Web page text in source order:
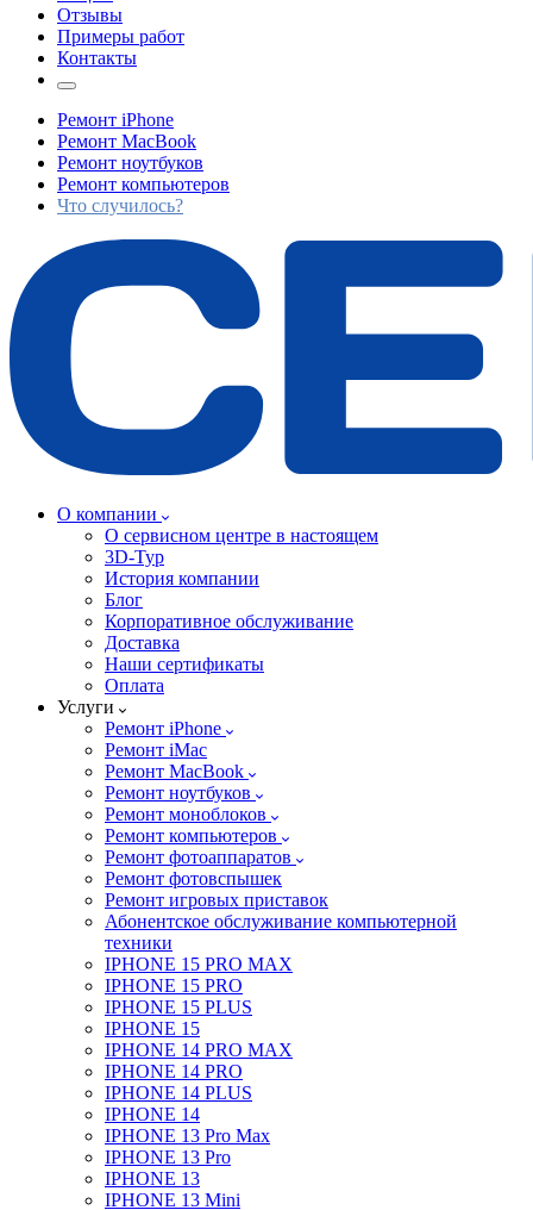
Отзывы
Примеры работ
Контакты
Ремонт iPhone
Ремонт MacBook
Ремонт ноутбуков
Ремонт компьютеров
Что случилось?
О компании
О сервисном центре в настоящем
3D-Тур
История компании
Блог
Корпоративное обслуживание
Доставка
Наши сертификаты
Оплата
Услуги
Ремонт iPhone
Ремонт iMac
Ремонт MacBook
Ремонт ноутбуков
Ремонт моноблоков
Ремонт компьютеров
Ремонт фотоаппаратов
Ремонт фотовспышек
Ремонт игровых приставок
Абонентское обслуживание компьютерной
техники
IPHONE 15 PRO MAX
IPHONE 15 PRO
IPHONE 15 PLUS
IPHONE 15
IPHONE 14 PRO MAX
IPHONE 14 PRO
IPHONE 14 PLUS
IPHONE 14
IPHONE 13 Pro Max
IPHONE 13 Pro
IPHONE 13
IPHONE 13 Mini